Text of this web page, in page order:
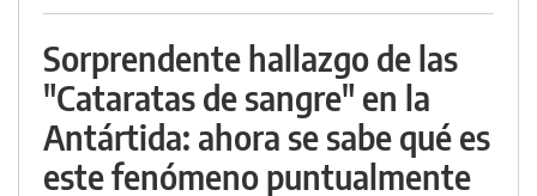
Sorprendente hallazgo de las
"Cataratas de sangre" en la
Antártida: ahora se sabe qué es
este fenómeno puntualmente